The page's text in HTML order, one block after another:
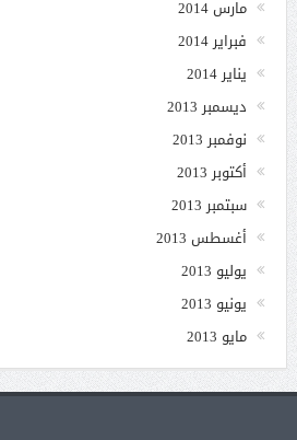
مارس 2014
فبراير 2014
يناير 2014
ديسمبر 2013
نوفمبر 2013
أكتوبر 2013
سبتمبر 2013
أغسطس 2013
يوليو 2013
يونيو 2013
مايو 2013